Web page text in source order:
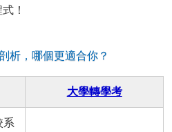
！
析，哪個更適合你？
大學轉學考
系